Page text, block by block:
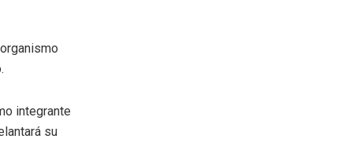
integrante
su